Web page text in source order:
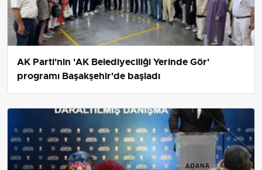
AK Parti'nin 'AK Belediyeciliği Yerinde Gör'
programı Başakşehir'de başladı